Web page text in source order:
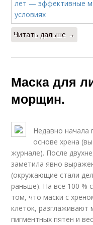
Читать дальше →
Маска для
морщин.
Недавно начала
основе хрена
журнале). После
заметила явно
(окружающие стали
раньше). На все 100 %
том, что маски с
клеток,
пигментных пятен и